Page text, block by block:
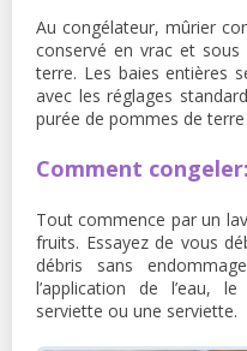
Au congélateur, mûrier
conservé en vrac et
terre. Les baies entières
avec les réglages
purée de pommes de
Comment
Tout commence par un
fruits. Essayez de vous
débris sans
l’application de l’eau,
serviette ou une serviette.